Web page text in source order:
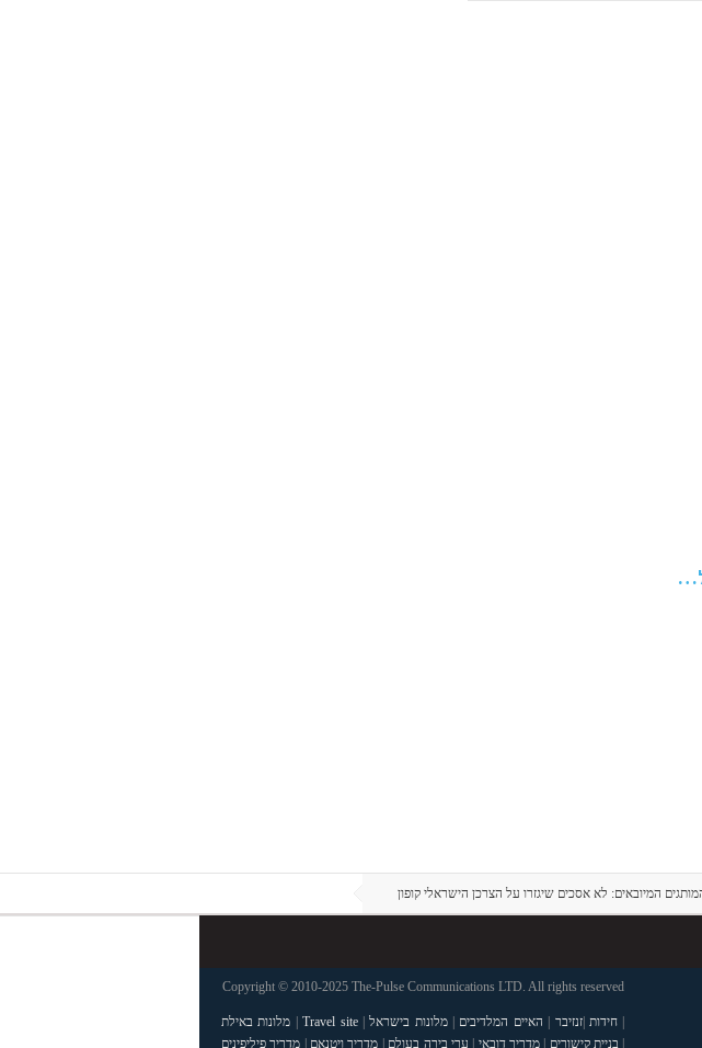
המיובאים: לא אסכים שיגזרו על הצרכן הישראלי קופון
Copyright © 2010-2025 The-Pulse Communications LTD. All rights reserved
| חידות |זנזיבר | האיים המלדיבים |מלונות בישראל|
Travel site
| מלונות באילת
| בניית קישורים |מדריך דובאי | ערי בירה בעולם | מדריך ויטנאם | מדריך פיליפינים